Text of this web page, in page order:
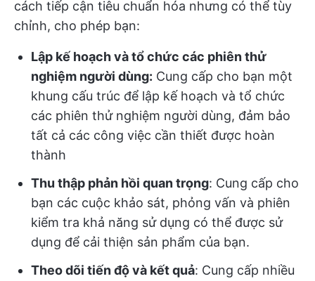
cách tiếp cận tiêu chuẩn hóa nhưng có thể tùy
chỉnh, cho phép bạn:
Lập kế hoạch và tổ chức các phiên thử
nghiệm người dùng: Cung cấp cho bạn một
khung cấu trúc để lập kế hoạch và tổ chức
các phiên thử nghiệm người dùng, đảm bảo
tất cả các công việc cần thiết được hoàn
thành
Thu thập phản hồi quan trọng: Cung cấp cho
bạn các cuộc khảo sát, phỏng vấn và phiên
kiểm tra khả năng sử dụng có thể được sử
dụng để cải thiện sản phẩm của bạn.
Theo dõi tiến độ và kết quả: Cung cấp nhiều